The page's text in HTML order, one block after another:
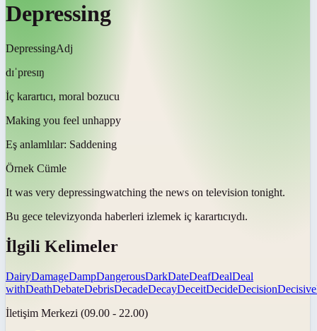
Depressing
DepressingAdj
dɪˈpresɪŋ
İç karartıcı, moral bozucu
Making you feel unhappy
Eş anlamlılar: Saddening
Örnek Cümle
It was very depressingwatching the news on television tonight.
Bu gece televizyonda haberleri izlemek iç karartıcıydı.
İlgili Kelimeler
DairyDamageDampDangerousDarkDateDeafDealDeal
withDeathDebateDebrisDecadeDecayDeceitDecideDecisionDecisive
İletişim Merkezi (09.00 - 22.00)